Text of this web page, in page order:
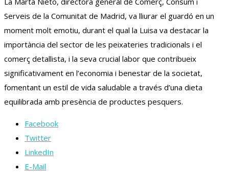
Serveis de la Comunitat de Madrid, va lliurar el guardó en un
moment molt emotiu, durant el qual la Luisa va destacar la
importància del sector de les peixateries tradicionals i el
comerç detallista, i la seva crucial labor que contribueix
significativament en l’economia i benestar de la societat,
fomentant un estil de vida saludable a través d’una dieta
equilibrada amb presència de productes pesquers.
Facebook
Twitter
LinkedIn
E-Mail